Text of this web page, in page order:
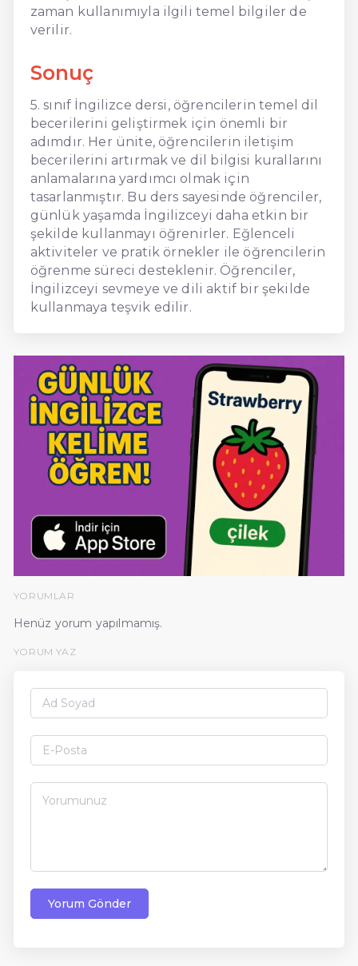
zaman kullanımıyla ilgili temel bilgiler de
verilir.
Sonuç
5. sınıf İngilizce dersi, öğrencilerin temel dil
becerilerini geliştirmek için önemli bir
adımdır. Her ünite, öğrencilerin iletişim
becerilerini artırmak ve dil bilgisi kurallarını
anlamalarına yardımcı olmak için
tasarlanmıştır. Bu ders sayesinde öğrenciler,
günlük yaşamda İngilizceyi daha etkin bir
şekilde kullanmayı öğrenirler. Eğlenceli
aktiviteler ve pratik örnekler ile öğrencilerin
öğrenme süreci desteklenir. Öğrenciler,
İngilizceyi sevmeye ve dili aktif bir şekilde
kullanmaya teşvik edilir.
YORUMLAR
Henüz yorum yapılmamış.
YORUM YAZ
Yorum Gönder